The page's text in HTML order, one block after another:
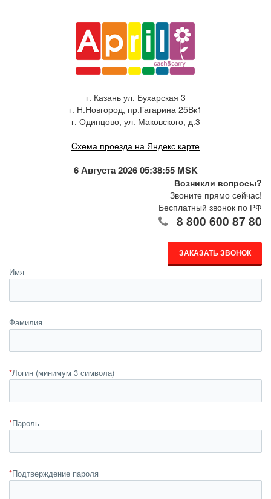
г. Казань ул. Бухарская 3
г. Н.Новгород, пр.Гагарина 25Вк1
г. Одинцово, ул. Маковского, д.3
Cхема проезда на Яндекс карте
6 Августа 2026 05:38:56 MSK
Возникли вопросы?
Звоните прямо сейчас!
Бесплатный звонок по РФ
8 800 600 87 80
ЗАКАЗАТЬ ЗВОНОК
Имя
Фамилия
*Логин (минимум 3 символа)
*Пароль
*Подтверждение пароля